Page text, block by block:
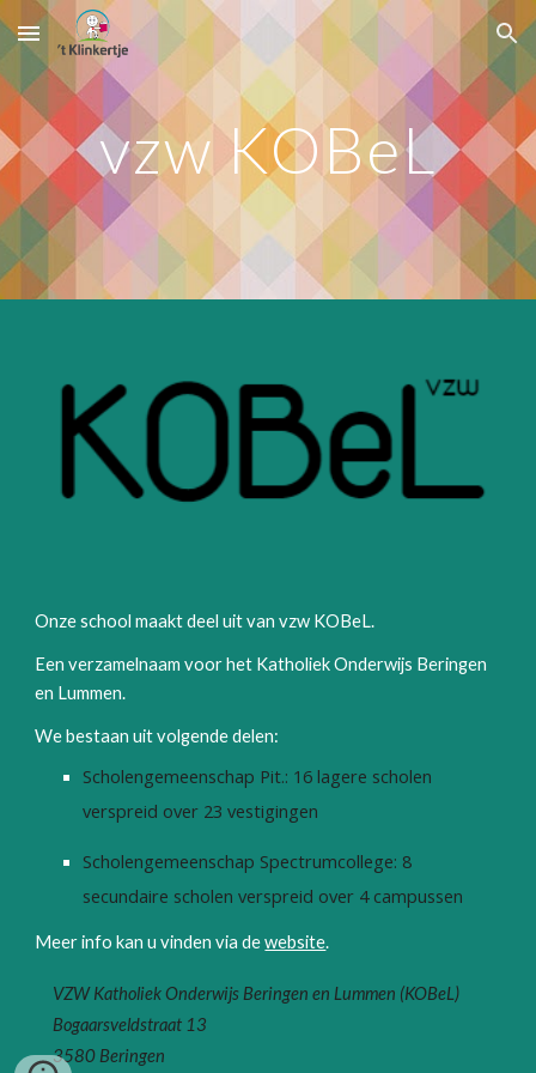
Skip to main content Skip to navigation
vzw KOBeL
Onze school maakt deel uit van vzw KOBeL.
Een verzamelnaam voor het Katholiek Onderwijs Beringen
en Lummen.
We bestaan uit volgende delen:
Scholengemeenschap Pit.: 16 lagere scholen
verspreid over 23 vestigingen
Scholengemeenschap Spectrumcollege: 8
secundaire scholen verspreid over 4 campussen
Meer info kan u vinden via dewebsite.
VZWKatholiek Onderwijs Beringen en Lummen (KOBeL)
Bogaarsveldstraat 13
3580 Beringen